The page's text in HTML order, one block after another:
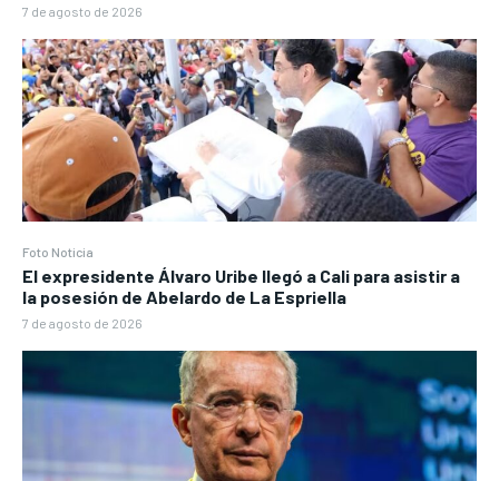
7 de agosto de 2026
Foto Noticia
El expresidente Álvaro Uribe llegó a Cali para asistir a
la posesión de Abelardo de La Espriella
7 de agosto de 2026